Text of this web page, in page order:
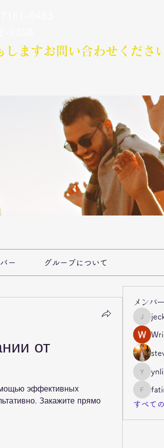
します​お問い合わせくださ
ー グループについて
от
эффективных
Закажите прямо
メンバ
fatima
すべて